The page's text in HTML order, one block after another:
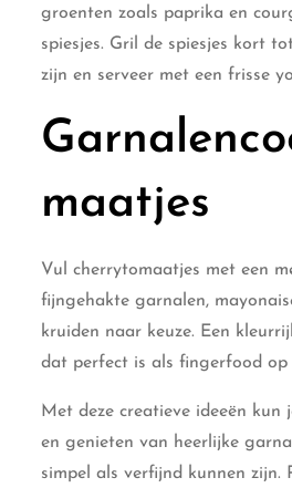
groenten zoals paprika en
spiesjes. Gril de spiesjes kort
zijn en serveer met een frisse
maatjes
Vul cherrytomaatjes met een
fijngehakte garnalen,
kruiden naar keuze. Een
dat perfect is als fingerfood op
Met deze creatieve ideeën kun
en genieten van heerlijke
simpel als verfijnd kunnen zijn.